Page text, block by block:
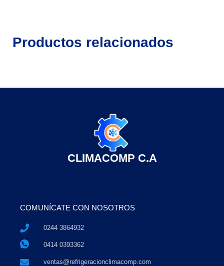
Productos relacionados
CLIMACOMP C.A
COMUNÍCATE CON NOSOTROS
0244 3864932
0414 0393362
ventas@refrigeracionclimacomp.com